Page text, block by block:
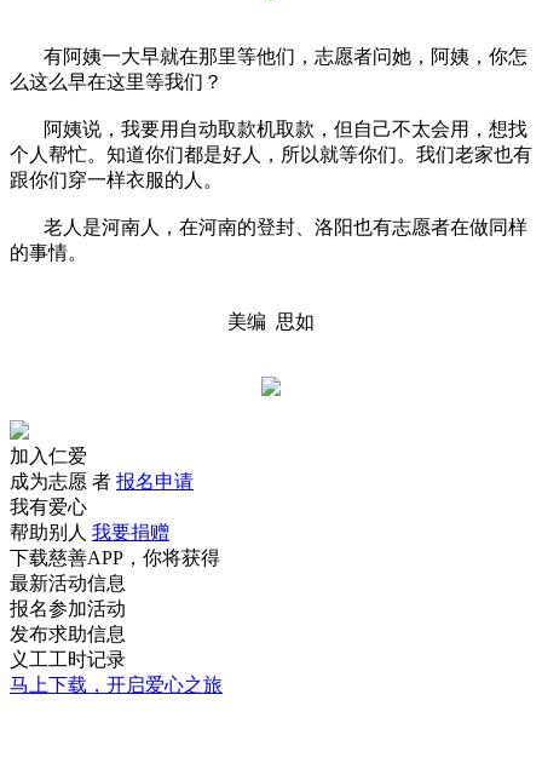
有阿姨一大早就在那里等他们，志愿者问她，阿姨，你怎
么这么早在这里等我们？
阿姨说，我要用自动取款机取款，但自己不太会用，想找
个人帮忙。知道你们都是好人，所以就等你们。我们老家也有
跟你们穿一样衣服的人。
老人是河南人，在河南的登封、洛阳也有志愿者在做同样
的事情。
美编 思如
加入仁爱
成为志愿 者 报名申请
我有爱心
帮助别人 我要捐赠
下载慈善APP，你将获得
最新活动信息
报名参加活动
发布求助信息
义工工时记录
马上下载，开启爱心之旅